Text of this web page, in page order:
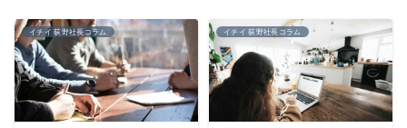
イチイ 荻野社長コラム イチイ 荻野社長コラム